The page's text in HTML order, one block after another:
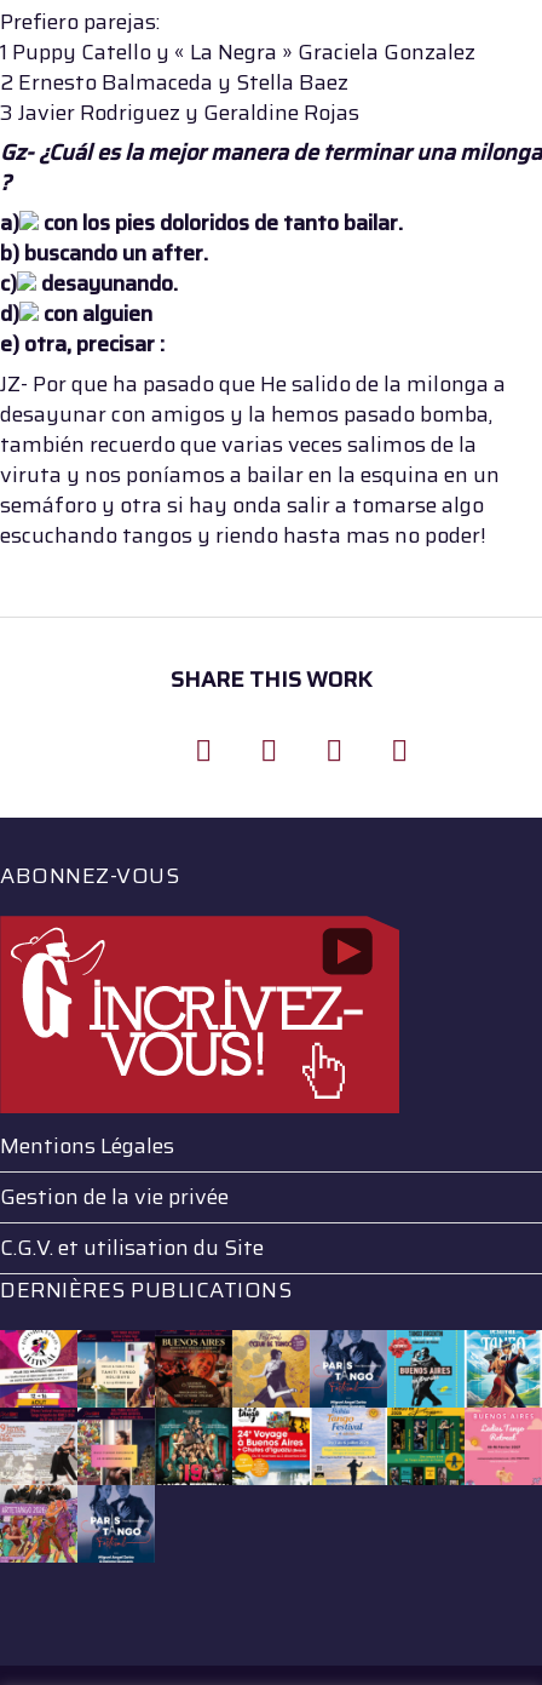
Prefiero parejas:
1 Puppy Catello y « La Negra » Graciela Gonzalez
2 Ernesto Balmaceda y Stella Baez
3 Javier Rodriguez y Geraldine Rojas
Gz- ¿Cuál es la mejor manera de terminar una milonga
?
a)
con los pies doloridos de tanto bailar.
b)buscando un after.
c)
desayunando.
d)
con alguien
e)otra, precisar :
JZ- Por que ha pasado que He salido de la milonga a
desayunar con amigos y la hemos pasado bomba,
también recuerdo que varias veces salimos de la
viruta y nos poníamos a bailar en la esquina en un
semáforo y otra si hay onda salir a tomarse algo
escuchando tangos y riendo hasta mas no poder!
SHARE THIS WORK
ABONNEZ-VOUS
Mentions Légales
Gestion de la vie privée
C.G.V. et utilisation du Site
DERNIÈRES PUBLICATIONS